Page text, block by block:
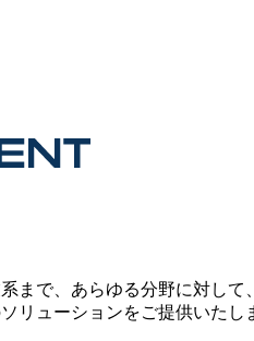
まで、あらゆる分野に対し
リューションをご提供いたし